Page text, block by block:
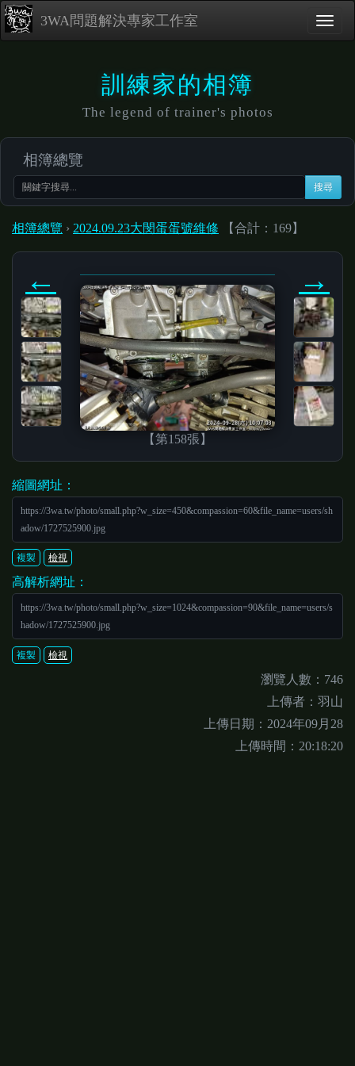
3WA問題解決專家工作室
訓練家的相簿
The legend of trainer's photos
相簿總覽
搜尋
相簿總覽 › 2024.09.23大閔蛋蛋號維修 【合計：169】
←
【第158張】
→
縮圖網址：
https://3wa.tw/photo/small.php?w_size=450&compassion=60&file_name=users/sh
adow/1727525900.jpg
複製 檢視
高解析網址：
https://3wa.tw/photo/small.php?w_size=1024&compassion=90&file_name=users/s
hadow/1727525900.jpg
複製 檢視
瀏覽人數：746
上傳者：羽山
上傳日期：2024年09月28
上傳時間：20:18:20